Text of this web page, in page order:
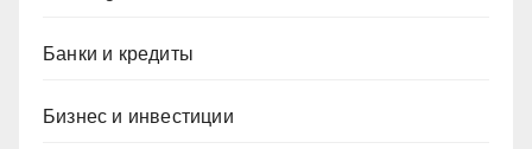
Банки и кредиты
Бизнес и инвестиции